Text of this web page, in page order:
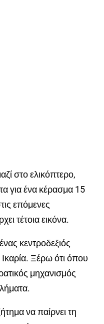
στο ελικόπτερο,
για ένα κέρασμα 15
επόμενες
τέτοια εικόνα.
κεντροδεξιός
Ξέρω ότι όπου
μηχανισμός
να παίρνει τη